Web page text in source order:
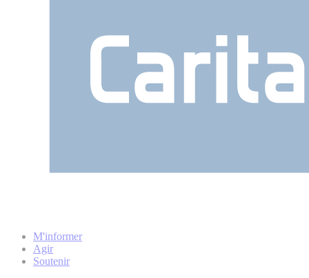
M'informer
Agir
Soutenir